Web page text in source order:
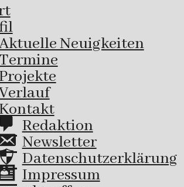
Neuigkeiten
Redaktion
Newsletter
Datenschutzerklärung
Impressum